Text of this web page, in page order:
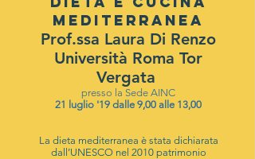
MEDITERRANEA
Prof.ssa Laura Di Renzo
Università Roma Tor
Vergata
presso la Sede AINC
21 luglio '19 dalle 9,00 alle 13,00
La dieta mediterranea è stata dichiarata
dall’UNESCO nel 2010 patrimonio